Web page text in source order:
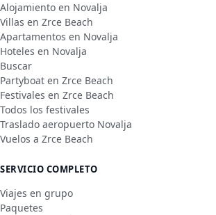
Alojamiento en Novalja
Villas en Zrce Beach
Apartamentos en Novalja
Hoteles en Novalja
Buscar
Partyboat en Zrce Beach
Festivales en Zrce Beach
Todos los festivales
Traslado aeropuerto Novalja
Vuelos a Zrce Beach
SERVICIO COMPLETO
Viajes en grupo
Paquetes